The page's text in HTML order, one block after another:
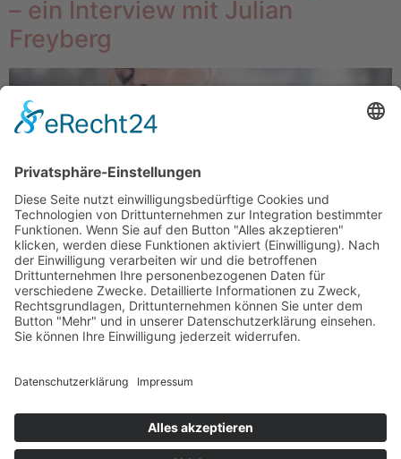
– ein Interview mit Julian
Freyberg
teilweise die Hände. Anderseits schafft sie Raum für